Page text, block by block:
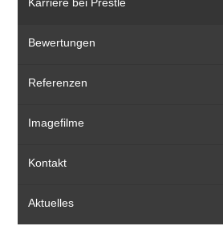
Bewertungen
Referenzen
Imagefilme
Kontakt
Aktuelles